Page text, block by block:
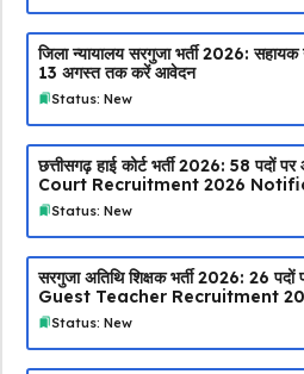
जिला न्यायालय सरगुजा भर्ती 2026:
13 अगस्त तक करें आवेदन
Status: New
छत्तीसगढ़ हाई कोर्ट भर्ती 2026: 58
Court Recruitment 2026
Status: New
सरगुजा अतिथि शिक्षक भर्ती 2026: 26
Guest Teacher Recruitment
Status: New